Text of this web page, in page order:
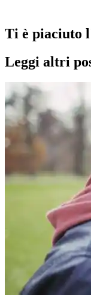
Ti è piaciuto
Leggi altri